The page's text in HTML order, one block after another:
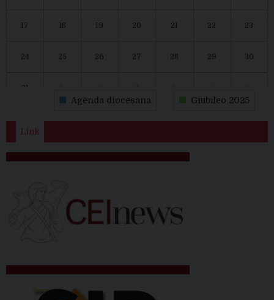
17 18 19 20 21 22 23
24 25 26 27 28 29 30
31
Agenda diocesana Giubileo 2025
Link